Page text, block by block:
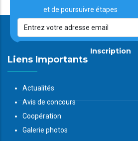
et de poursuivre étapes
Inscription
Liens Importants
Actualités
Avis de concours
Coopération
Galerie photos